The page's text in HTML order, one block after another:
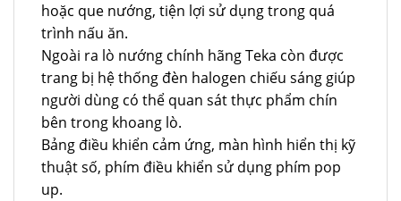
hoặc que nướng, tiện lợi sử dụng trong quá
trình nấu ăn.
Ngoài ra lò nướng chính hãng Teka còn được
trang bị hệ thống đèn halogen chiếu sáng giúp
người dùng có thể quan sát thực phẩm chín
bên trong khoang lò.
Bảng điều khiển cảm ứng, màn hình hiển thị kỹ
thuật số, phím điều khiển sử dụng phím pop
up.